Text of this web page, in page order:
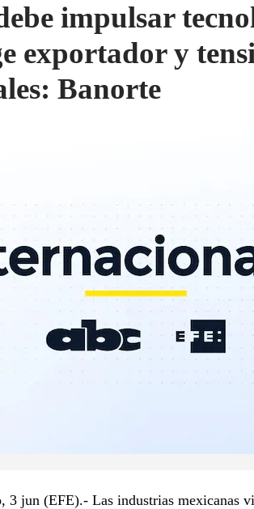
impulsar
exportador y
Banorte
3 jun (EFE).- Las industrias mexicanas